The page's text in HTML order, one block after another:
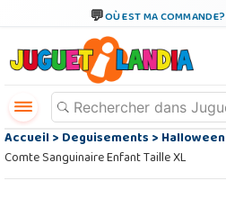
OÙ EST MA COMMANDE?
Accueil>Deguisements>Halloween
Comte Sanguinaire Enfant Taille XL